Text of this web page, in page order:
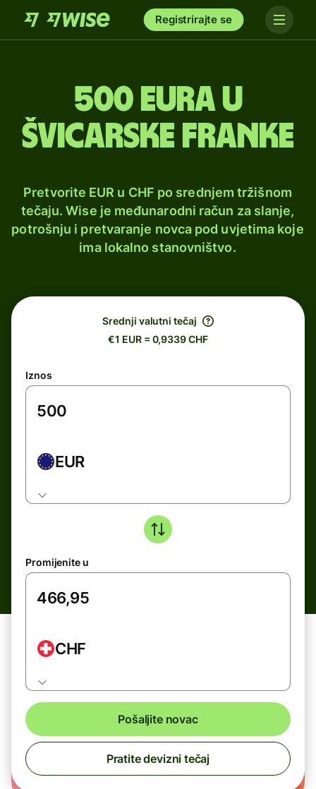
Registrirajte se
500 eura u
švicarske franke
Pretvorite EUR u CHF po srednjem tržišnom
tečaju. Wise je međunarodni račun za slanje,
potrošnju i pretvaranje novca pod uvjetima koje
ima lokalno stanovništvo.
Srednji valutni tečaj
€1 EUR = 0,9339 CHF
Iznos
EUR
Promijenite u
CHF
Pošaljite novac
Pratite devizni tečaj